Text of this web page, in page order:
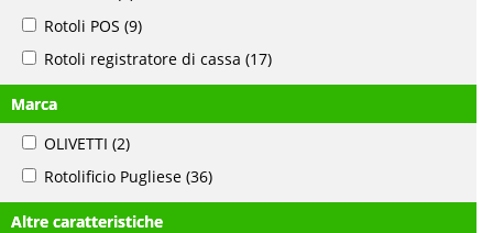
Rotoli POS (9)
Rotoli registratore di cassa (17)
Marca
OLIVETTI (2)
Rotolificio Pugliese (36)
Altre caratteristiche